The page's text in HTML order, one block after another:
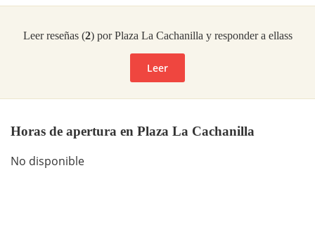
Leer reseñas (2) por Plaza La Cachanilla y responder a ellass
Leer
Horas de apertura en Plaza La Cachanilla
No disponible